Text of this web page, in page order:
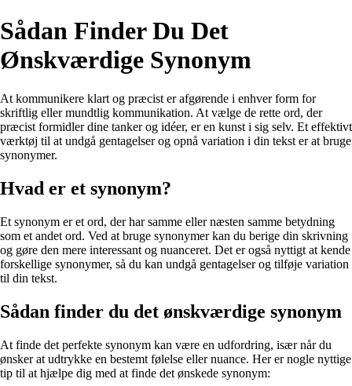
Sådan Finder Du Det
Ønskværdige Synonym
At kommunikere klart og præcist er afgørende i enhver form for
skriftlig eller mundtlig kommunikation. At vælge de rette ord, der
præcist formidler dine tanker og idéer, er en kunst i sig selv. Et effektivt
værktøj til at undgå gentagelser og opnå variation i din tekst er at bruge
synonymer.
Hvad er et synonym?
Et synonym er et ord, der har samme eller næsten samme betydning
som et andet ord. Ved at bruge synonymer kan du berige din skrivning
og gøre den mere interessant og nuanceret. Det er også nyttigt at kende
forskellige synonymer, så du kan undgå gentagelser og tilføje variation
til din tekst.
Sådan finder du det ønskværdige synonym
At finde det perfekte synonym kan være en udfordring, især når du
ønsker at udtrykke en bestemt følelse eller nuance. Her er nogle nyttige
tip til at hjælpe dig med at finde det ønskede synonym: